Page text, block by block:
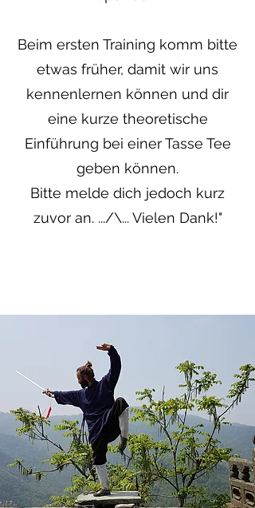
Beim ersten Training komm bitte
etwas früher, damit wir uns
kennenlernen können und dir
eine kurze theoretische
Einführung bei einer Tasse Tee
geben können.
Bitte melde dich jedoch kurz
zuvor an. .../\... Vielen Dank!"